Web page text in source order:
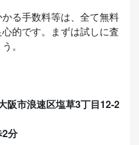
る手数料等は、全て無料
的です。まずは試しに査
。
阪市浪速区塩草3丁目12-2
分